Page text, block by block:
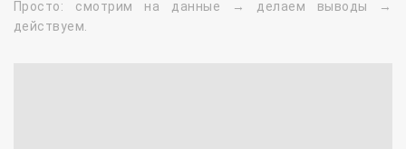
Просто: смотрим на данные → делаем выводы →
действуем.